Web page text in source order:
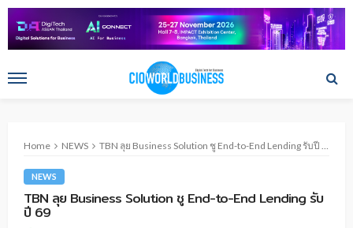
Home NEWS TBN ลุย Business Solution ชู End-to-End Lending รับปี 69
NEWS
TBN ลุย Business Solution ชู End-to-End Lending รับ
ปี 69